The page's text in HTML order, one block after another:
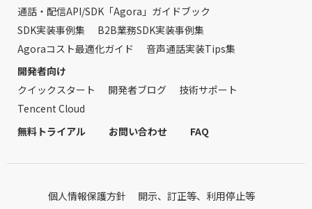
通話・配信API/SDK「Agora」ガイドブック
SDK実装事例集
B2B業務SDK実装事例集
Agoraコスト最適化ガイド
音声通話実装Tips集
開発者向け
クイックスタート
開発者ブログ
技術サポート
Tencent Cloud
無料トライアル
お問い合わせ FAQ
個人情報保護方針
開示、訂正等、利用停止等